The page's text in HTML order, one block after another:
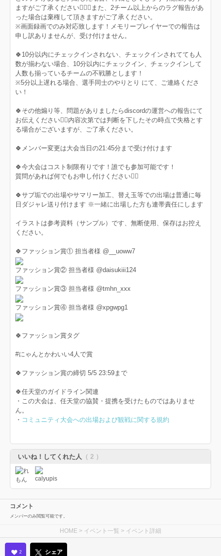
ますがご了承ください🙇🏻‍♀️‪‪また、2チーム以上からのラグ報告があ
った場合は棄権して頂きますがご了承ください。
※画面録画でのみ対応致します！メモリープレイヤーでの報告は
申し訳ありませんが、受け付けません。
🍀10分以内にチェックインされない、チェックインされてても人
数が揃わない場合、10分以内にチェックイン、チェックインして
人数も揃っているチームの不戦勝とします！
※5分以上遅れる場合、選手同士のやりとり にて、ご連絡くださ
い！
🍀その他煽り等、問題がありましたらdiscordの運営への報告にて
お伝えください🙇‍♂️内容次第では判断を下したその時点で失格とす
る場合がございますが、ご了承ください。
🍀メンバー変更は大会当日の21:45分まで受け付けます
🍀今大会はコスト制限有りです！誰でも参加可能です！
質問があれば何でもお申し付けください🙇‍♀️
🍀サブ垢での出場やサマリー加工、替え玉等での出場は普通に毎
日ダジャレ送り付けます ※一緒に出場した方も連帯責任にします
イラストは参考資料（サンプル）です、無断使用、保存はお控え
ください。
🍀ファッション賞① 担当者様 @__uoww7
ファッション賞② 担当者様 @daisukiii124
ファッション賞③ 担当者様 @tmhn_xxx
ファッション賞④ 担当者様 @xpgwpg1
🍀ファッション賞タグ
#にゃんとかわいい4人で賞
🍀ファッション賞の締切 5/5 23:59まで
🍀任天堂のガイドライン関連
・この大会は、任天堂の協賛・提携を受けたものではありませ
ん。
・ コミュニティ大会への出場および観戦に関する規約
いいね！してくれた人 （ 2 ）
コメント
メンバーのみ閲覧可能です。
HOME > イベント一覧 > イベント詳細
2 シェア